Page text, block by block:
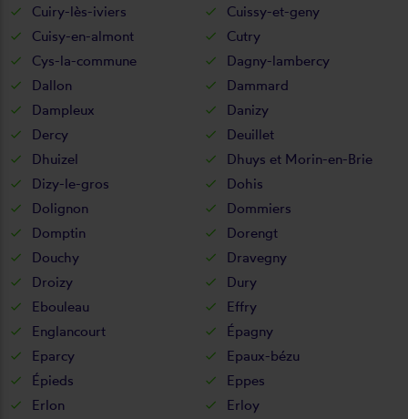
Cuiry-lès-iviers
Cuissy-et-geny
Cuisy-en-almont
Cutry
Cys-la-commune
Dagny-lambercy
Dallon
Dammard
Dampleux
Danizy
Dercy
Deuillet
Dhuizel
Dhuys et Morin-en-Brie
Dizy-le-gros
Dohis
Dolignon
Dommiers
Domptin
Dorengt
Douchy
Dravegny
Droizy
Dury
Ebouleau
Effry
Englancourt
Épagny
Eparcy
Epaux-bézu
Épieds
Eppes
Erlon
Erloy